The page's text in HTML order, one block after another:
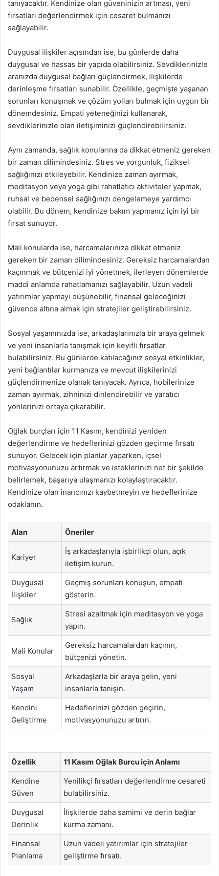
tanıyacaktır. Kendinize olan güveninizin artması, yeni
fırsatları değerlendirmek için cesaret bulmanızı
sağlayabilir.
Duygusal ilişkiler açısından ise, bu günlerde daha
duygusal ve hassas bir yapıda olabilirsiniz. Sevdiklerinizle
aranızda duygusal bağları güçlendirmek, ilişkilerde
derinleşme fırsatları sunabilir. Özellikle, geçmişte yaşanan
sorunları konuşmak ve çözüm yolları bulmak için uygun bir
dönemdesiniz. Empati yeteneğinizi kullanarak,
sevdiklerinizle olan iletişiminizi güçlendirebilirsiniz.
Aynı zamanda, sağlık konularına da dikkat etmeniz gereken
bir zaman dilimindesiniz. Stres ve yorgunluk, fiziksel
sağlığınızı etkileyebilir. Kendinize zaman ayırmak,
meditasyon veya yoga gibi rahatlatıcı aktiviteler yapmak,
ruhsal ve bedensel sağlığınızı dengelemeye yardımcı
olabilir. Bu dönem, kendinize bakım yapmanız için iyi bir
fırsat sunuyor.
Mali konularda ise, harcamalarınıza dikkat etmeniz
gereken bir zaman dilimindesiniz. Gereksiz harcamalardan
kaçınmak ve bütçenizi iyi yönetmek, ilerleyen dönemlerde
maddi anlamda rahatlamanızı sağlayabilir. Uzun vadeli
yatırımlar yapmayı düşünebilir, finansal geleceğinizi
güvence altına almak için stratejiler geliştirebilirsiniz.
Sosyal yaşamınızda ise, arkadaşlarınızla bir araya gelmek
ve yeni insanlarla tanışmak için keyifli fırsatlar
bulabilirsiniz. Bu günlerde katılacağınız sosyal etkinlikler,
yeni bağlantılar kurmanıza ve mevcut ilişkilerinizi
güçlendirmenize olanak tanıyacak. Ayrıca, hobilerinize
zaman ayırmak, zihninizi dinlendirebilir ve yaratıcı
yönlerinizi ortaya çıkarabilir.
Oğlak burçları için 11 Kasım, kendinizi yeniden
değerlendirme ve hedeflerinizi gözden geçirme fırsatı
sunuyor. Gelecek için planlar yaparken, içsel
motivasyonunuzu artırmak ve isteklerinizi net bir şekilde
belirlemek, başarıya ulaşmanızı kolaylaştıracaktır.
Kendinize olan inancınızı kaybetmeyin ve hedeflerinize
odaklanın.
Alan Öneriler
Kariyer
İş arkadaşlarıyla işbirlikçi olun, açık
iletişim kurun.
Duygusal
İlişkiler
Geçmiş sorunları konuşun, empati
gösterin.
Sağlık
Stresi azaltmak için meditasyon ve yoga
yapın.
Mali Konular
Gereksiz harcamalardan kaçının,
bütçenizi yönetin.
Sosyal
Yaşam
Arkadaşlarla bir araya gelin, yeni
insanlarla tanışın.
Kendini
Geliştirme
Hedeflerinizi gözden geçirin,
motivasyonunuzu artırın.
Özellik 11 Kasım Oğlak Burcu için Anlamı
Kendine
Güven
Yenilikçi fırsatları değerlendirme cesareti
bulabilirsiniz.
Duygusal
Derinlik
İlişkilerde daha samimi ve derin bağlar
kurma zamanı.
Finansal
Planlama
Uzun vadeli yatırımlar için stratejiler
geliştirme fırsatı.